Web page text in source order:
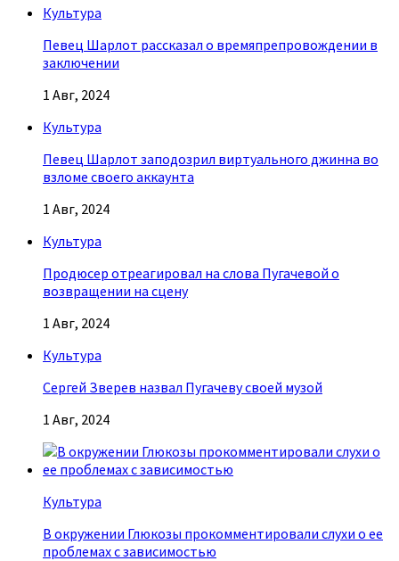
Культура
Певец Шарлот рассказал о времяпрепровождении в
заключении
1 Авг, 2024
Культура
Певец Шарлот заподозрил виртуального джинна во
взломе своего аккаунта
1 Авг, 2024
Культура
Продюсер отреагировал на слова Пугачевой о
возвращении на сцену
1 Авг, 2024
Культура
Сергей Зверев назвал Пугачеву своей музой
1 Авг, 2024
Культура
В окружении Глюкозы прокомментировали слухи о ее
проблемах с зависимостью